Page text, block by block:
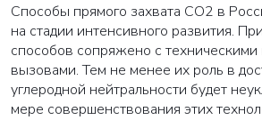
Способы прямого захвата CO2 в
на стадии интенсивного развития.
способов сопряжено с
вызовами. Тем не менее их роль в
углеродной нейтральности будет
мере совершенствования этих